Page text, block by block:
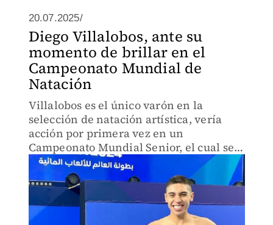
20.07.2025/
Diego Villalobos, ante su
momento de brillar en el
Campeonato Mundial de
Natación
Villalobos es el único varón en la
selección de natación artística, vería
acción por primera vez en un
Campeonato Mundial Senior, el cual se
realiza en Singapur